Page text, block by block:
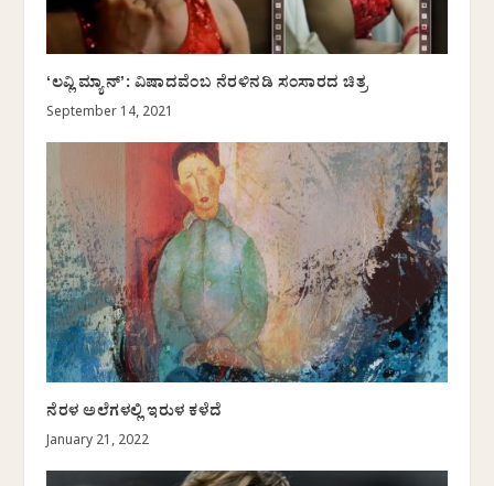
ʻಲವ್ಲಿ ಮ್ಯಾನ್ʼ: ವಿಷಾದವೆಂಬ ನೆರಳಿನಡಿ ಸಂಸಾರದ ಚಿತ್ರ
September 14, 2021
ನೆರಳ ಅಲೆಗಳಲ್ಲಿ ಇರುಳ ಕಳೆದೆ
January 21, 2022